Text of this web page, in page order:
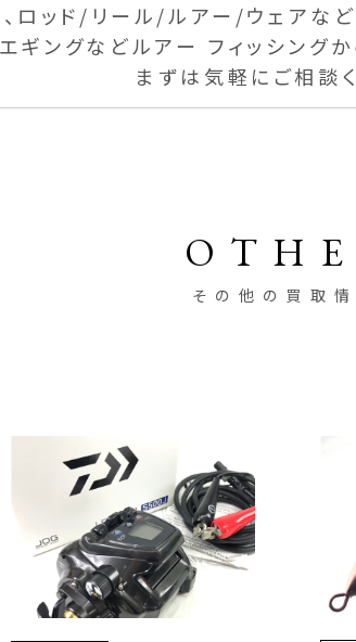
ロッド/リール/ルアー/ウェアな
ギングなどルアー フィッシングか
まずは気軽にご相談く
その他の買取情